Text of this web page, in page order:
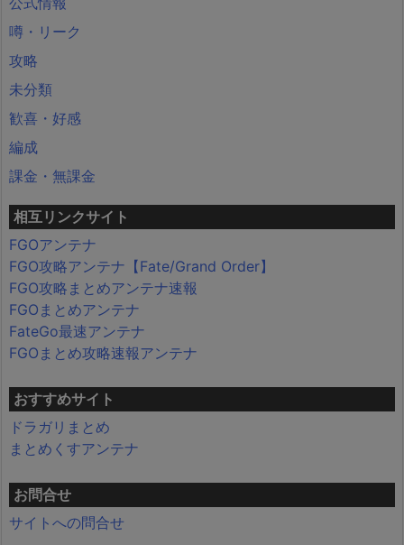
噂・リーク
攻略
未分類
歓喜・好感
編成
課金・無課金
相互リンクサイト
FGOアンテナ
FGO攻略アンテナ【Fate/Grand Order】
FGO攻略まとめアンテナ速報
FGOまとめアンテナ
FateGo最速アンテナ
FGOまとめ攻略速報アンテナ
おすすめサイト
ドラガリまとめ
まとめくすアンテナ
お問合せ
サイトへの問合せ